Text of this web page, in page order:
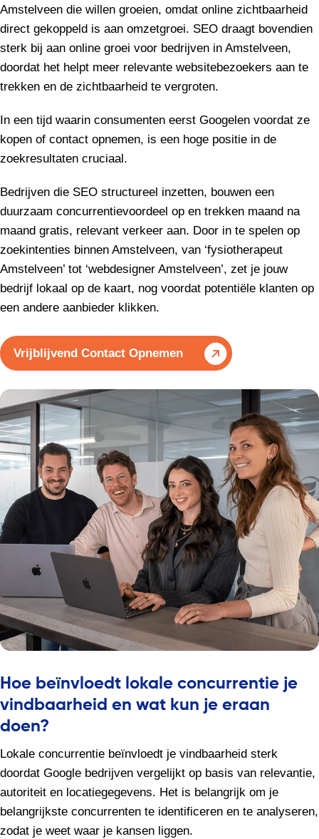
Amstelveen die willen groeien, omdat online zichtbaarheid
direct gekoppeld is aan omzetgroei. SEO draagt bovendien
sterk bij aan online groei voor bedrijven in Amstelveen,
doordat het helpt meer relevante websitebezoekers aan te
trekken en de zichtbaarheid te vergroten.
In een tijd waarin consumenten eerst Googelen voordat ze
kopen of contact opnemen, is een hoge positie in de
zoekresultaten cruciaal.
Bedrijven die SEO structureel inzetten, bouwen een
duurzaam concurrentievoordeel op en trekken maand na
maand gratis, relevant verkeer aan. Door in te spelen op
zoekintenties binnen Amstelveen, van ‘fysiotherapeut
Amstelveen’ tot ‘webdesigner Amstelveen’, zet je jouw
bedrijf lokaal op de kaart, nog voordat potentiële klanten op
een andere aanbieder klikken.
Vrijblijvend Contact Opnemen
Hoe beïnvloedt lokale concurrentie je
vindbaarheid en wat kun je eraan
doen?
Lokale concurrentie beïnvloedt je vindbaarheid sterk
doordat Google bedrijven vergelijkt op basis van relevantie,
autoriteit en locatiegegevens. Het is belangrijk om je
belangrijkste concurrenten te identificeren en te analyseren,
zodat je weet waar je kansen liggen.